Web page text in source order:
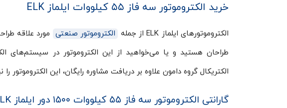
خرید الکتروموتور سه فاز ۵۵ کیلووات ایلماز ELK
الکتروموتورهای ایلماز ELK از جمله الکتروموتور صنعتی مورد علاقه
طراحان هستید و یا می‌خواهید از این الکتروموتور در سیستم‌های
الکتریکال گروه دامون علاوه بر دریافت مشاوره رایگان، این الکتروموتور را
گارانتی الکتروموتور سه فاز ۵۵ کیلووات ۱۵۰۰ دور ایلماز ELK